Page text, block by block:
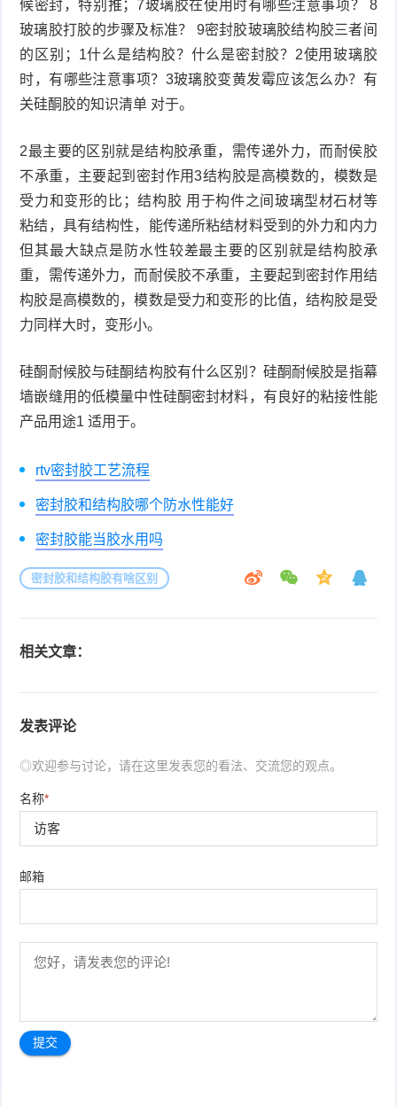
候密封，特别推；7玻璃胶在使用时有哪些注意事项？ 8
玻璃胶打胶的步骤及标准？ 9密封胶玻璃胶结构胶三者间
的区别；1什么是结构胶？什么是密封胶？2使用玻璃胶
时，有哪些注意事项？3玻璃胶变黄发霉应该怎么办？有
关硅酮胶的知识清单 对于。
2最主要的区别就是结构胶承重，需传递外力，而耐侯胶
不承重，主要起到密封作用3结构胶是高模数的，模数是
受力和变形的比；结构胶 用于构件之间玻璃型材石材等
粘结，具有结构性，能传递所粘结材料受到的外力和内力
但其最大缺点是防水性较差最主要的区别就是结构胶承
重，需传递外力，而耐侯胶不承重，主要起到密封作用结
构胶是高模数的，模数是受力和变形的比值，结构胶是受
力同样大时，变形小。
硅酮耐候胶与硅酮结构胶有什么区别？硅酮耐候胶是指幕
墙嵌缝用的低模量中性硅酮密封材料，有良好的粘接性能
产品用途1 适用于。
rtv密封胶工艺流程
密封胶和结构胶哪个防水性能好
密封胶能当胶水用吗
密封胶和结构胶有啥区别
相关文章：
发表评论
◎欢迎参与讨论，请在这里发表您的看法、交流您的观点。
名称*
邮箱